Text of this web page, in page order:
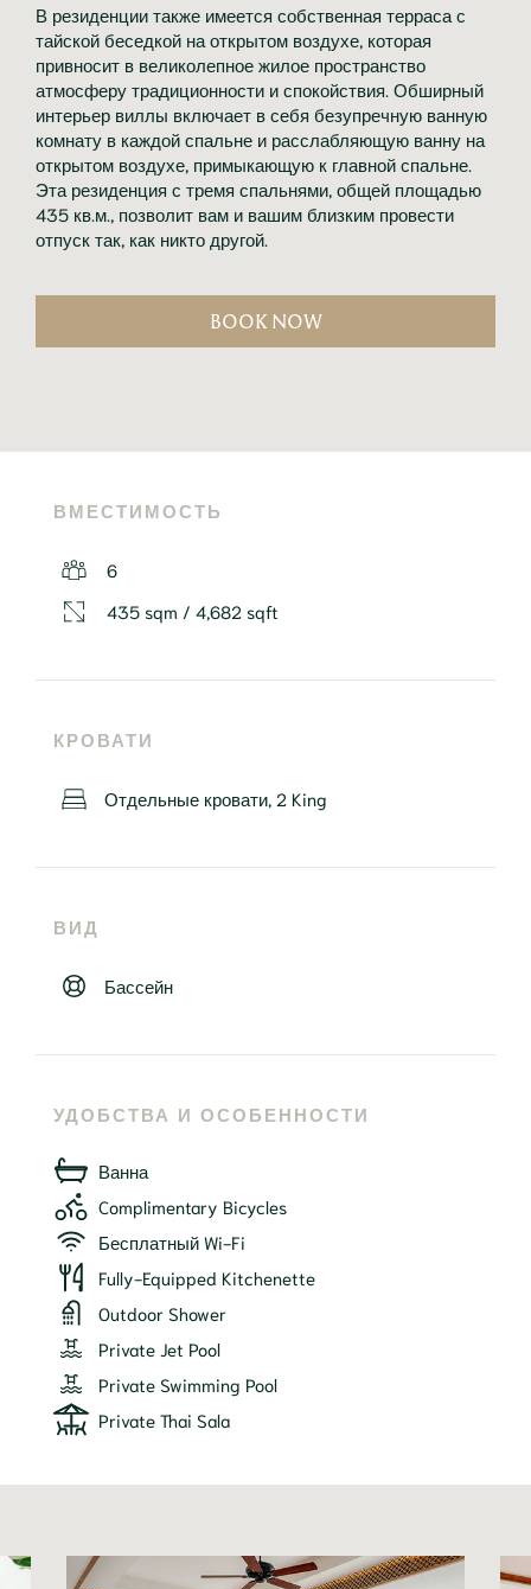
В резиденции также имеется собственная терраса с
тайской беседкой на открытом воздухе, которая
привносит в великолепное жилое пространство
атмосферу традиционности и спокойствия. Обширный
интерьер виллы включает в себя безупречную ванную
комнату в каждой спальне и расслабляющую ванну на
открытом воздухе, примыкающую к главной спальне.
Эта резиденция с тремя спальнями, общей площадью
435 кв.м., позволит вам и вашим близким провести
отпуск так, как никто другой.
BOOK NOW
ВМЕСТИМОСТЬ
6
435 sqm / 4,682 sqft
КРОВАТИ
Отдельные кровати, 2 King
ВИД
Бассейн
УДОБСТВА И ОСОБЕННОСТИ
Ванна
Complimentary Bicycles
Бесплатный Wi-Fi
Fully-Equipped Kitchenette
Outdoor Shower
Private Jet Pool
Private Swimming Pool
Private Thai Sala